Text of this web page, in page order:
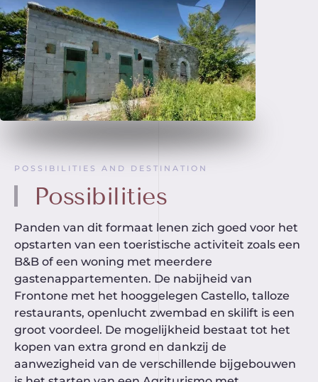
POSSIBILITIES AND DESTINATION
Possibilities
Panden van dit formaat lenen zich goed voor het
opstarten van een toeristische activiteit zoals een
B&B of een woning met meerdere
gastenappartementen. De nabijheid van
Frontone met het hooggelegen Castello, talloze
restaurants, openlucht zwembad en skilift is een
groot voordeel. De mogelijkheid bestaat tot het
kopen van extra grond en dankzij de
aanwezigheid van de verschillende bijgebouwen